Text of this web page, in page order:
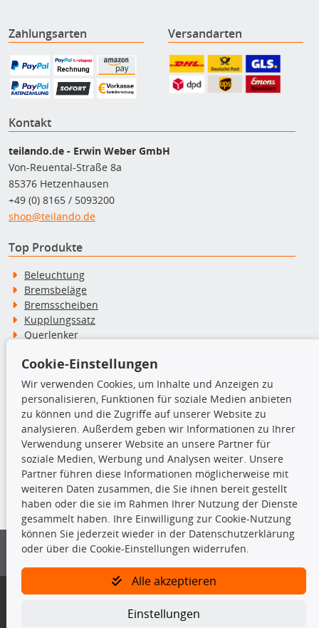
Zahlungsarten Versandarten
Kontakt
teilando.de - Erwin Weber GmbH
Von-Reuental-Straße 8a
85376 Hetzenhausen
+49 (0) 8165 / 5093200
shop@teilando.de
Top Produkte
Beleuchtung
Bremsbeläge
Bremsscheiben
Kupplungssatz
Querlenker
Stoßdämpfer
TecDoc Inside
Die hier angezeigten Daten insbesondere die gesamte Datenbank dürfen
nicht kopiert werden.
Es ist zu unterlassen, die Daten oder die gesamte Datenbank ohne
vorherige Zustimmung von TecDoc zu vervielfältigen, zu verbreiten
und/oder diese Handlungen durch Dritte ausführen zu lassen. Ein
Bitte prüfen Sie, ob das über unseren Onlineshop identifizierte Ersatzteil
Gegebenenfalls sind ergänzende Informationen notwendig, um
Cookie-Einstellungen
Wir verwenden Cookies, um Inhalte und Anzeigen zu
personalisieren, Funktionen für soziale Medien anbieten
zu können und die Zugriffe auf unserer Website zu
analysieren. Außerdem geben wir Informationen zu Ihrer
Verwendung unserer Website an unsere Partner für
soziale Medien, Werbung und Analysen weiter. Unsere
Partner führen diese Informationen möglicherweise mit
weiteren Daten zusammen, die Sie ihnen bereit gestellt
haben oder die sie im Rahmen Ihrer Nutzung der Dienste
gesammelt haben. Ihre Einwilligung zur Cookie-Nutzung
können Sie jederzeit wieder in der Datenschutzerklärung
oder über die Cookie-Einstellungen widerrufen.
Alle akzeptieren
Einstellungen